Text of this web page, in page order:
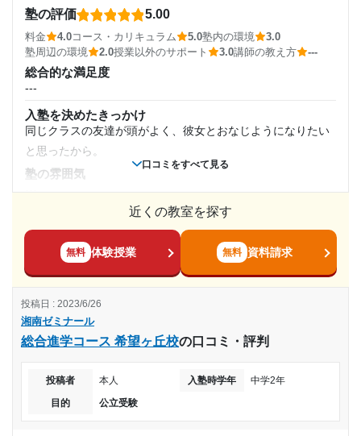
高校受験で役立つような知識を豊富に教わったそうで
す。
志望校と合格状況
※料金は口コミされた方が支払った金額の目安です。実際の料金とは異なる可
能性がございますので、詳しくは塾にお問い合わせください。
湘南ゼミナール 総合進学コース 相武台校の口コミをもっと見る
入塾時の学年
中学3年
通年
通塾頻度
月額料金
10,000円〜30,000円
目的の達成度
もしれません。
塾周辺の環境
アクセスはとてもよく、電車で行きやすかった。駅からも近
かった。
(相談・面談、家庭学習のサポート、授業以外のコミュニケーション等)
面談はあまりなかったと思う。でも、授業前後のサポートは
手厚かった記憶があります。
利用詳細
2017年以前
小学6年
受講コース
春期講習
口コミをすべて見る
塾の評価 5.00
料金 4.0コース・カリキュラム 5.0塾内の環境
3.0
塾周辺の環境
2.0授業以外のサポート 3.0講師の教え方 ---
総合的な満足度
---
入塾を決めたきっかけ
同じクラスの友達が頭がよく、彼女とおなじようになりたい
と思ったから。
塾の雰囲気
リーズナブルとは言えないかもしれないが、志望校に合格す
ることができたので結果オーライ
コース・カリキュラム
学習習慣が確立できた。
講師の教え方
---
入口に蜘蛛が巣を作って長らく放置されている。内装は汚く
はない。改装されたという話も聞く
近くの教室を探す
無料 体験授業 無料 資料請求
湘南ゼミナール
総合進学コース 希望ヶ丘校の口コミ・評判
投稿日 : 2023/6/26
投稿者 本人 入塾時学年
中学2年
目的
公立受験